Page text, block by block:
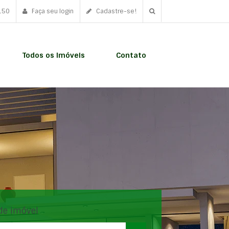
Faça seu login Cadastre-se!
Todos os Imóveis Contato
imóvel